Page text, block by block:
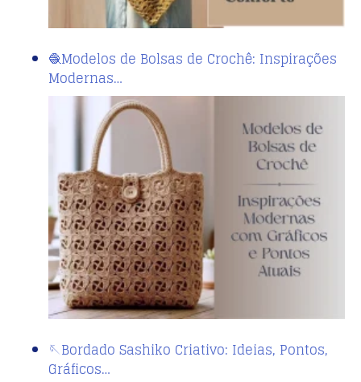
🧶Modelos de Bolsas de Crochê: Inspirações
Modernas…
🪡Bordado Sashiko Criativo: Ideias, Pontos,
Gráficos…